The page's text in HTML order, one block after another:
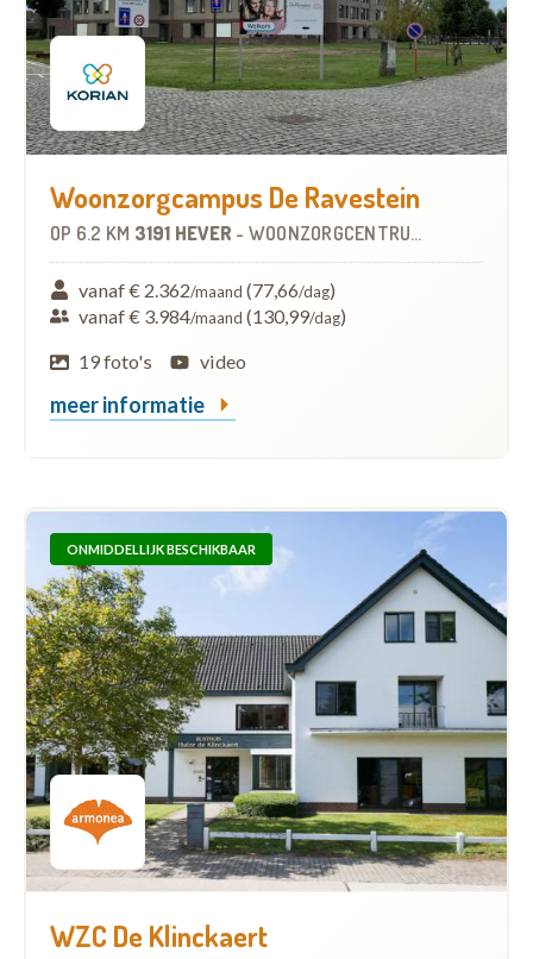
Woonzorgcampus De Ravestein
OP 6.2 KM 3191 HEVER - WOONZORGCENTRUM (WZC)
vanaf € 2.362/maand (77,66/dag)
vanaf € 3.984/maand (130,99/dag)
19 foto's
video
meer informatie
ONMIDDELLIJK BESCHIKBAAR
WZC De Klinckaert